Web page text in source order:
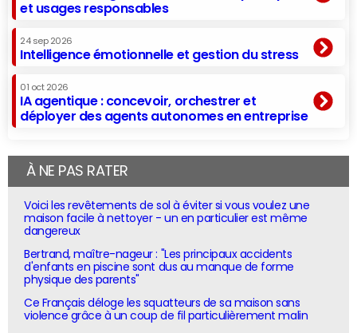
et usages responsables
24 sep 2026
Intelligence émotionnelle et gestion du stress
01 oct 2026
IA agentique : concevoir, orchestrer et
déployer des agents autonomes en entreprise
À NE PAS RATER
Voici les revêtements de sol à éviter si vous voulez une
maison facile à nettoyer - un en particulier est même
dangereux
Bertrand, maître-nageur : "Les principaux accidents
d'enfants en piscine sont dus au manque de forme
physique des parents"
Ce Français déloge les squatteurs de sa maison sans
violence grâce à un coup de fil particulièrement malin